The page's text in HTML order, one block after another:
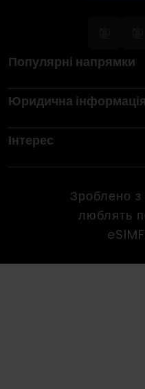
Популярні напрямки
Юридична інформація
Інтерес
Зроблено
люблять